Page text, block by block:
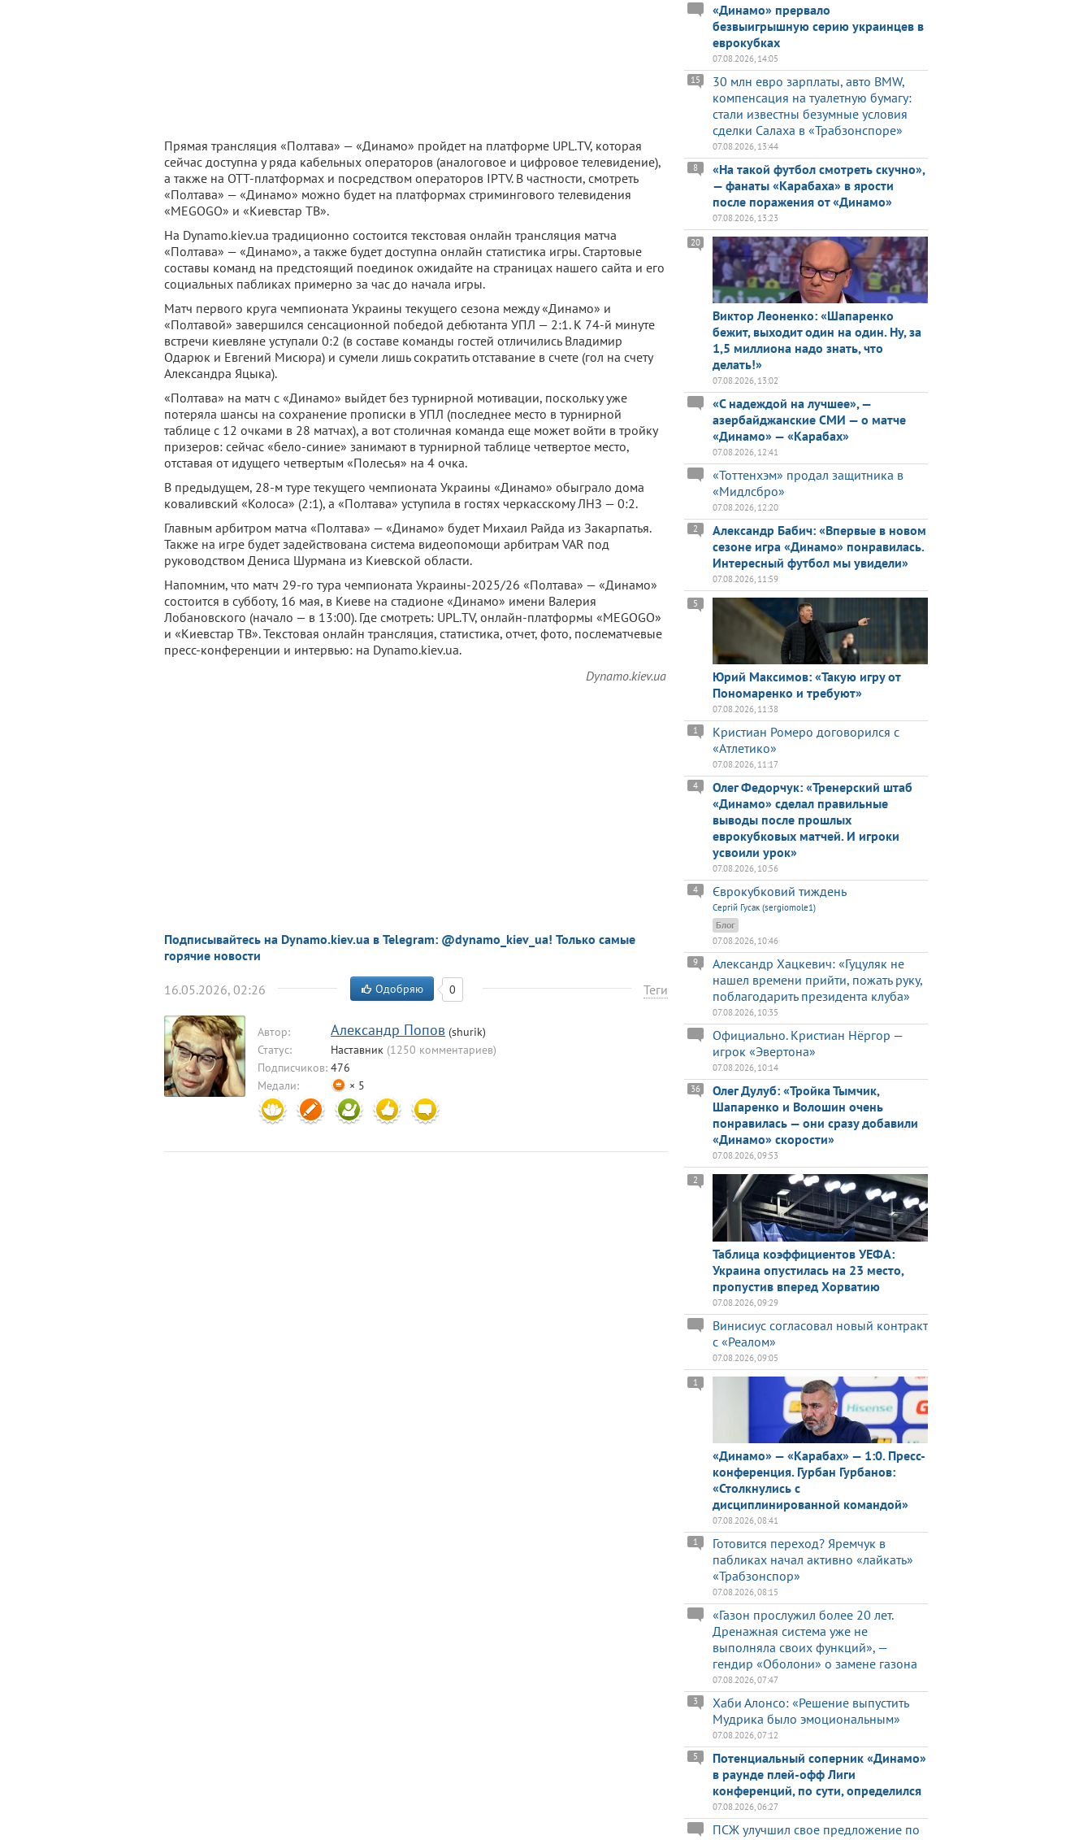
Прямая трансляция «Полтава» — «Динамо» пройдет на платформе UPL.TV, которая
сейчас доступна у ряда кабельных операторов (аналоговое и цифровое телевидение),
а также на OTT-платформах и посредством операторов IPTV. В частности, смотреть
«Полтава» — «Динамо» можно будет на платформах стримингового телевидения
«MEGOGO» и «Киевстар ТВ».
На Dynamo.kiev.ua традиционно состоится текстовая онлайн трансляция матча
«Полтава» — «Динамо», а также будет доступна онлайн статистика игры. Стартовые
составы команд на предстоящий поединок ожидайте на страницах нашего сайта и его
социальных пабликах примерно за час до начала игры.
Матч первого круга чемпионата Украины текущего сезона между «Динамо» и
«Полтавой» завершился сенсационной победой дебютанта УПЛ — 2:1. К 74-й минуте
встречи киевляне уступали 0:2 (в составе команды гостей отличились Владимир
Одарюк и Евгений Мисюра) и сумели лишь сократить отставание в счете (гол на счету
Александра Яцыка).
«Полтава» на матч с «Динамо» выйдет без турнирной мотивации, поскольку уже
потеряла шансы на сохранение прописки в УПЛ (последнее место в турнирной
таблице с 12 очками в 28 матчах), а вот столичная команда еще может войти в тройку
призеров: сейчас «бело-синие» занимают в турнирной таблице четвертое место,
отставая от идущего четвертым «Полесья» на 4 очка.
В предыдущем, 28-м туре текущего чемпионата Украины «Динамо» обыграло дома
коваливский «Колоса» (2:1), а «Полтава» уступила в гостях черкасскому ЛНЗ — 0:2.
Главным арбитром матча «Полтава» — «Динамо» будет Михаил Райда из Закарпатья.
Также на игре будет задействована система видеопомощи арбитрам VAR под
руководством Дениса Шурмана из Киевской области.
Напомним, что матч 29-го тура чемпионата Украины-2025/26 «Полтава» — «Динамо»
состоится в субботу, 16 мая, в Киеве на стадионе «Динамо» имени Валерия
Лобановского (начало — в 13:00). Где смотреть: UPL.TV, онлайн-платформы «MEGOGO»
и «Киевстар ТВ». Текстовая онлайн трансляция, статистика, отчет, фото, послематчевые
пресс-конференции и интервью: на Dynamo.kiev.ua.
Dynamo.kiev.ua
Подписывайтесь на Dynamo.kiev.ua в Telegram: @dynamo_kiev_ua! Только самые
горячие новости
16.05.2026, 02:26 Теги
Одобряю 0
Автор: Александр Попов (shurik)
Статус:
Наставник (1250 комментариев)
Подписчиков: 476
Медали:
× 5
«Динамо» прервало
безвыигрышную серию украинцев в
еврокубках
07.08.2026, 14:05
30 млн евро зарплаты, авто BMW,
компенсация на туалетную бумагу:
стали известны безумные условия
сделки Салаха в «Трабзонспоре»
15
07.08.2026, 13:44
«На такой футбол смотреть скучно»,
— фанаты «Карабаха» в ярости
после поражения от «Динамо»
8
07.08.2026, 13:23
Виктор Леоненко: «Шапаренко
бежит, выходит один на один. Ну, за
1,5 миллиона надо знать, что
делать!»
20
07.08.2026, 13:02
«С надеждой на лучшее», —
азербайджанские СМИ — о матче
«Динамо» — «Карабах»
07.08.2026, 12:41
«Тоттенхэм» продал защитника в
«Мидлсбро»
07.08.2026, 12:20
Александр Бабич: «Впервые в новом
сезоне игра «Динамо» понравилась.
Интересный футбол мы увидели»
2
07.08.2026, 11:59
Юрий Максимов: «Такую игру от
Пономаренко и требуют»
5
07.08.2026, 11:38
Кристиан Ромеро договорился с
«Атлетико»
1
07.08.2026, 11:17
Олег Федорчук: «Тренерский штаб
«Динамо» сделал правильные
выводы после прошлых
еврокубковых матчей. И игроки
усвоили урок»
4
07.08.2026, 10:56
Єврокубковий тиждень
4
Сергій Гусак (sergiomole1)
Блог
07.08.2026, 10:46
Александр Хацкевич: «Гуцуляк не
нашел времени прийти, пожать руку,
поблагодарить президента клуба»
9
07.08.2026, 10:35
Официально. Кристиан Нёргор —
игрок «Эвертона»
07.08.2026, 10:14
Олег Дулуб: «Тройка Тымчик,
Шапаренко и Волошин очень
понравилась — они сразу добавили
«Динамо» скорости»
36
07.08.2026, 09:53
Таблица коэффициентов УЕФА:
Украина опустилась на 23 место,
пропустив вперед Хорватию
2
07.08.2026, 09:29
Винисиус согласовал новый контракт
с «Реалом»
07.08.2026, 09:05
«Динамо» — «Карабах» — 1:0. Пресс-
конференция. Гурбан Гурбанов:
«Столкнулись с
дисциплинированной командой»
1
07.08.2026, 08:41
Готовится переход? Яремчук в
пабликах начал активно «лайкать»
«Трабзонспор»
1
07.08.2026, 08:15
«Газон прослужил более 20 лет.
Дренажная система уже не
выполняла своих функций», —
гендир «Оболони» о замене газона
07.08.2026, 07:47
Хаби Алонсо: «Решение выпустить
Мудрика было эмоциональным»
3
07.08.2026, 07:12
Потенциальный соперник «Динамо»
в раунде плей-офф Лиги
конференций, по сути, определился
5
07.08.2026, 06:27
ПСЖ улучшил свое предложение по